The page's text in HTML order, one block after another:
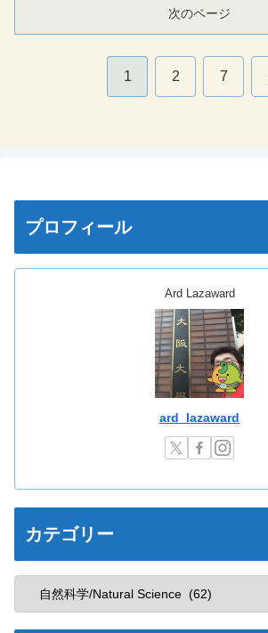
次のページ
1 2 7
プロフィール
Ard Lazaward
ard_lazaward
カテゴリー